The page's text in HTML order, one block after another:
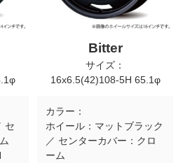
セ
Bitter
サイズ：
16x6.5(42)108-5H 65.1φ
カラー：
ホイール：マットブラック
／ センターカバー：クロ
ーム